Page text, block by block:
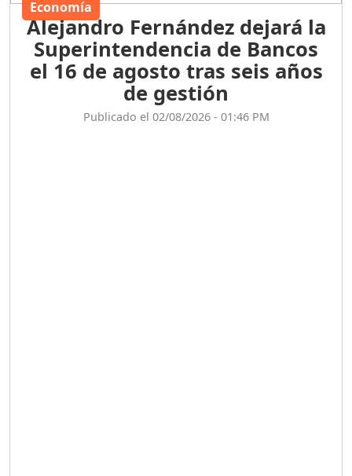
Economía
Alejandro Fernández dejará la
Superintendencia de Bancos
el 16 de agosto tras seis años
de gestión
Publicado el 02/08/2026 - 01:46 PM